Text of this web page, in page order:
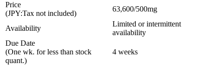
Price
(JPY:Tax not included)
63,600/500mg
Availability
Limited or intermittent
availability
Due Date
(One wk. for less than stock
quant.)
4 weeks